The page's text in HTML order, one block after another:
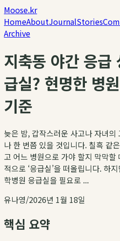
Moose.kr
HomeAboutJournalStories
Archive
지축동 야간 응급
급실? 현명한 병
기준
늦은 밤, 갑작스러운 사고나 자녀
나 한 번쯤 있을 것입니다. 칠흑 같
고 어느 병원으로 가야 할지 막막할
적으로 ‘응급실’을 떠올립니다. 하
학병원 응급실을 필요로 ...
유나영/2026년 1월 18일
핵심 요약